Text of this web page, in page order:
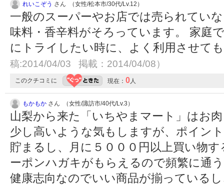
れいこぞう さん （女性/松本市/30代/Lv.12）
一般のスーパーやお店では売られてい
味料・香辛料がそろっています。 家庭
にトライしたい時に、よく利用させて
稿:2014/04/03 掲載：2014/04/08）
このクチコミに 現在： 0人
もかもか さん （女性/諏訪市/40代/Lv.3）
山梨から来た「いちやまマート」はお
少し高いような気もしますが、ポイン
貯まるし、月に５０００円以上買い物
ーポンハガキがもらえるので頻繁に通
健康志向なのでいい商品が揃っている